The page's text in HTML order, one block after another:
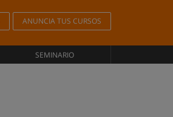
ANUNCIA TUS CURSOS
SEMINARIO